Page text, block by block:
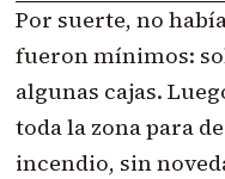
Por suerte, no
fueron mínimos:
algunas cajas.
toda la zona para
incendio, sin